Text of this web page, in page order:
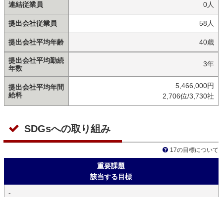
連結従業員 0人
提出会社従業員 58人
提出会社平均年齢 40歳
提出会社平均勤続
年数
3年
提出会社平均年間
給料
5,466,000円
2,706位/3,730社
SDGsへの取り組み
17の目標について
重要課題
該当する目標
-